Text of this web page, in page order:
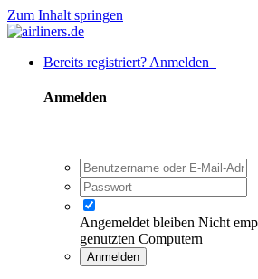
Zum Inhalt springen
Bereits registriert? Anmelden
Anmelden
Angemeldet bleiben Nicht
genutzten Computern
Anmelden